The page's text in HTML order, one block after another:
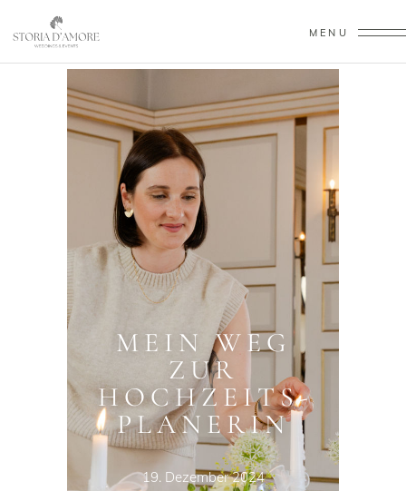
MENU
Hochzeitsplaner in München
MEIN WEG
ZUR
HOCHZEITS­
PLANERIN
19. Dezember 2024